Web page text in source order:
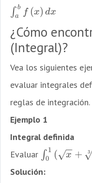
∫ b
a
f (x) dx
ab (x)dx
¿Cómo
(Integral)?
Vea los siguientes
evaluar integrales
reglas de integración.
Ejemplo 1
Integral definida
Evaluar ∫ 1
0
( x
−
−
√ + √
3
01 (x+x3 )dx
Solución: